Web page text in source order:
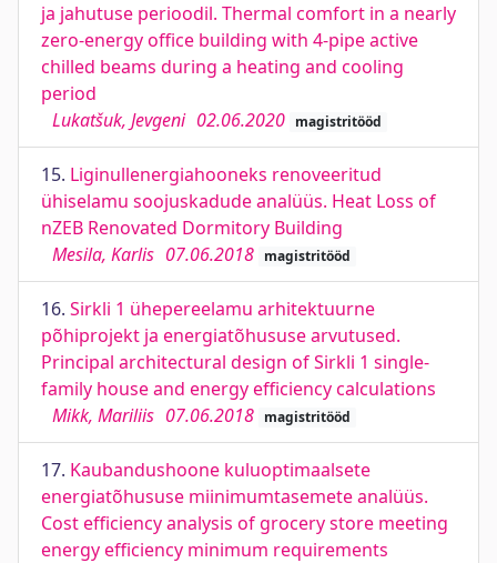
ja jahutuse perioodil. Thermal comfort in a nearly
zero-energy office building with 4-pipe active
chilled beams during a heating and cooling
period
Lukatšuk, Jevgeni 02.06.2020 magistritööd
15. Liginullenergiahooneks renoveeritud
ühiselamu soojuskadude analüüs. Heat Loss of
nZEB Renovated Dormitory Building
Mesila, Karlis 07.06.2018 magistritööd
16. Sirkli 1 ühepereelamu arhitektuurne
põhiprojekt ja energiatõhususe arvutused.
Principal architectural design of Sirkli 1 single-
family house and energy efficiency calculations
Mikk, Mariliis 07.06.2018 magistritööd
17. Kaubandushoone kuluoptimaalsete
energiatõhususe miinimumtasemete analüüs.
Cost efficiency analysis of grocery store meeting
energy efficiency minimum requirements